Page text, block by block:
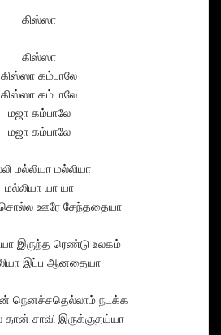
கிஸ்ஸா
கிஸ்ஸா
கிஸ்ஸா கம்பாலே
கிஸ்ஸா கம்பாலே
மஜா கம்பாலே
மஜா கம்பாலே
மல்லியா மல்லியா
மல்லியா யா யா
சொல்ல ஊரே சேந்ததையா
இருந்த ரெண்டு உலகம்
இப்ப ஆனதையா
நெனச்சதெல்லாம் நடக்க
தான் சாவி இருக்குதய்யா